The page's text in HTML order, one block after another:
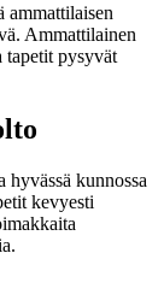
ammattilaisen
Ammattilainen
tapetit pysyvät
hyvässä kunnossa
kevyesti